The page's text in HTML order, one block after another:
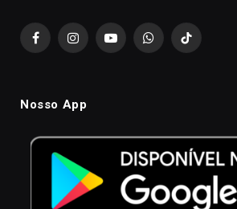
FacebookInstagramYouTubeWhatsAppTikTok
Nosso App